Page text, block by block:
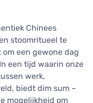
Chinees
stoomritueel te
een gewone dag
een tijd waarin onze
werk,
biedt dim sum –
mogelijkheid om